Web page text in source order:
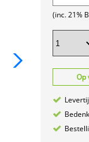
(inc. 21%
Op